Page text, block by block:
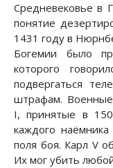
Средневековье в
понятие
1431 году в
Богемии было
которого
подвергаться
штрафам.
I, принятые в
каждого
поля боя. Карл V
Их мог убить